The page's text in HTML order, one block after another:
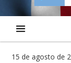
15 de agosto de